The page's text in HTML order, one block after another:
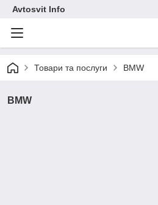
Avtosvit Info
Товари та послуги BMW
BMW